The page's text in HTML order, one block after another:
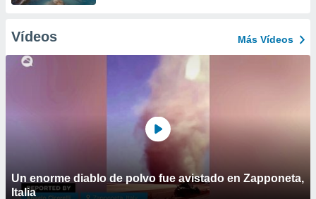
Vídeos Más Vídeos
Un enorme diablo de polvo fue avistado en Zapponeta,
Italia